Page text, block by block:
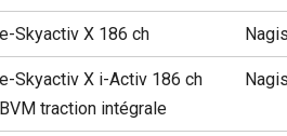
e-Skyactiv X 186 ch
e-Skyactiv X i-Activ 186 ch
BVM traction intégrale